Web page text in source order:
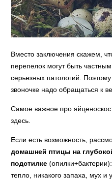
Вместо заключения скажем,
перепелок могут быть
серьезных патологий.
звоночке надо обращаться к
Самое важное про
здесь.
Если есть возможность,
домашней птицы на
подстилке
тепло, никакого запаха, мух и